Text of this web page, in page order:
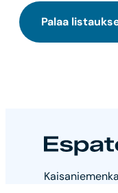
Palaa
Espatent